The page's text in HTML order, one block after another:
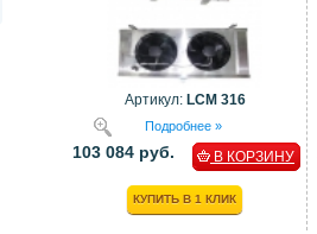
Артикул: LCM 316
Подробнее »
103 084 руб. В КОРЗИНУ
КУПИТЬ В 1 КЛИК